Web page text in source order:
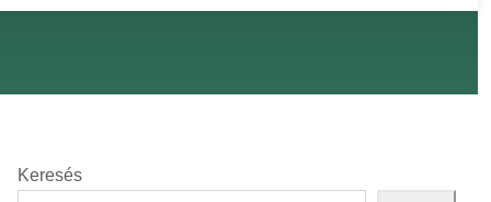
Keresés